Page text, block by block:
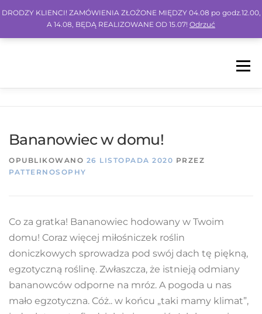
Menu
Bananowiec w domu!
OPUBLIKOWANO 26 LISTOPADA 2020 PRZEZ
PATTERNOSOPHY
Co za gratka! Bananowiec hodowany w Twoim
domu! Coraz więcej miłośniczek roślin
doniczkowych sprowadza pod swój dach tę piękną,
egzotyczną roślinę. Zwłaszcza, że istnieją odmiany
bananowców odporne na mróz. A pogoda u nas
mało egzotyczna. Cóż.. w końcu „taki mamy klimat”,
DRODZY KLIENCI! ZAMÓWIENIA ZŁOŻONE MIĘDZY 04.08 po godz.12.00,
A 14.08, BĘDĄ REALIZOWANE OD 15.07! Odrzuć